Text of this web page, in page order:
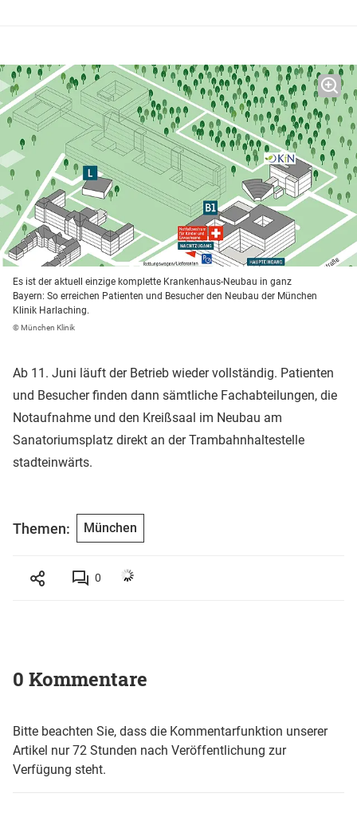
Es ist der aktuell einzige komplette Krankenhaus-Neubau in ganz
Bayern: So erreichen Patienten und Besucher den Neubau der München
Klinik Harlaching.
© München Klinik
Ab 11. Juni läuft der Betrieb wieder vollständig. Patienten
und Besucher finden dann sämtliche Fachabteilungen, die
Notaufnahme und den Kreißsaal im Neubau am
Sanatoriumsplatz direkt an der Trambahnhaltestelle
stadteinwärts.
Themen: München
0
0 Kommentare
Bitte beachten Sie, dass die Kommentarfunktion unserer
Artikel nur 72 Stunden nach Veröffentlichung zur
Verfügung steht.